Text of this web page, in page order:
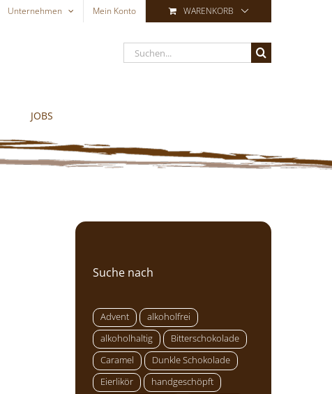
Unternehmen Mein Konto WARENKORB
Suche
nach:
JOBS
Suche nach
Advent
alkoholfrei
alkoholhaltig
Bitterschokolade
Caramel
Dunkle Schokolade
Eierlikör
handgeschöpft